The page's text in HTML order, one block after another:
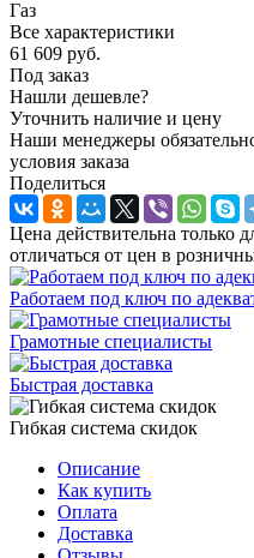
Газ
Все характеристики
61 609 руб.
Под заказ
Нашли дешевле?
Уточнить наличие и цену
Наши менеджеры
условия заказа
Поделиться
Цена действительна только
отличаться от цен в
Работаем под ключ по
Грамотные специалисты
Быстрая доставка
Гибкая система скидок
Описание
Как купить
Оплата
Доставка